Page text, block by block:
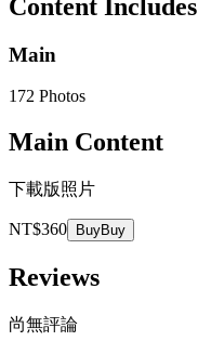
Content Includes
Main
172 Photos
Main Content
下載版照片
NT$360 BuyBuy
Reviews
尚無評論